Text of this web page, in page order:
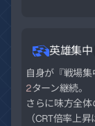
英雄集中
自身が『戦場
2ターン継続。
さらに味方全
（CRT倍率上